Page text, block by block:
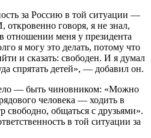
за Россию в той ситуации —
откровенно говоря, я не знал,
отношении меня у президента
я могу это делать, потому что
и сказать: свободен. И я думал
спрятать детей», — добавил он.
— быть чиновником: «Можно
человека — ходить в
свободно, общаться с друзьями».
в той ситуации за